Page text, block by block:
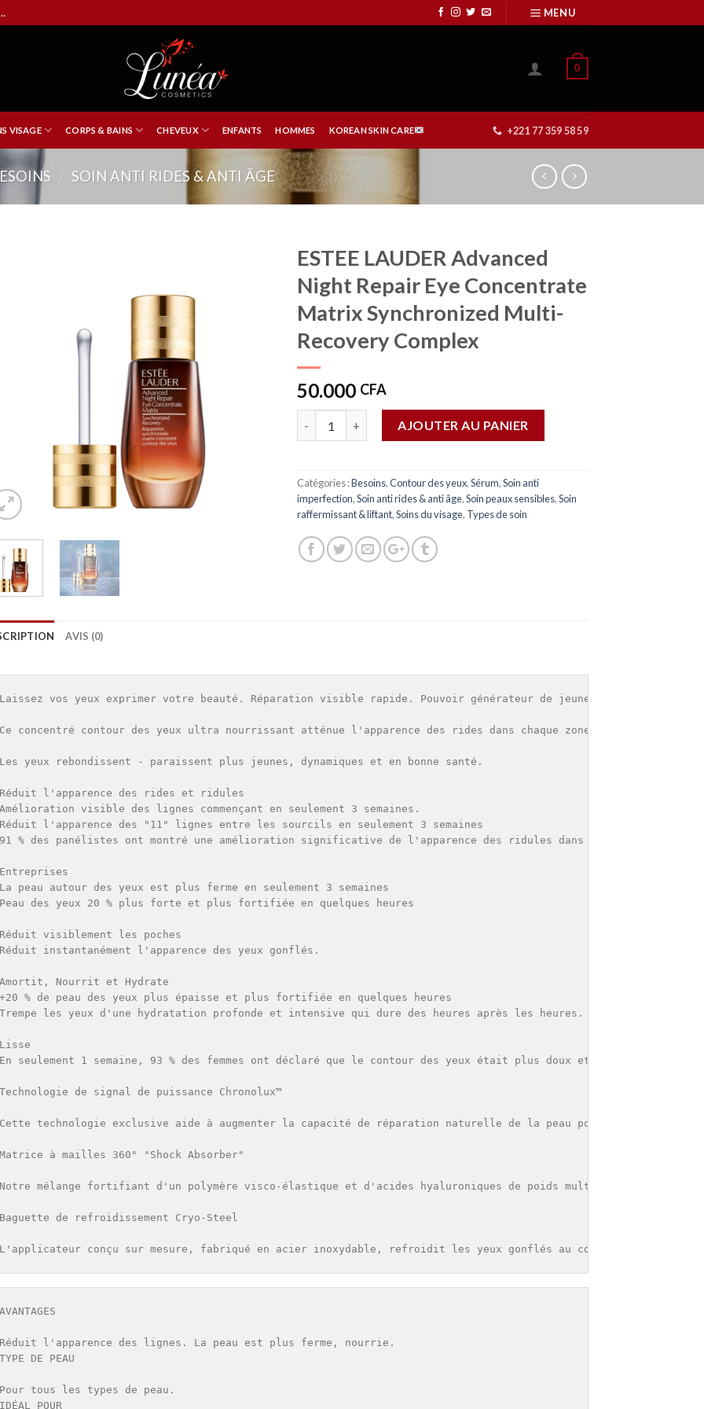
MENU
0
VISAGE CORPS & BAINS CHEVEUX ENFANTS HOMMES KOREAN SKIN CARE +221 77 359 58 59
/ SOIN ANTI RIDES & ANTI ÂGE
ESTEE LAUDER Advanced
Night Repair Eye Concentrate
Matrix Synchronized Multi-
Recovery Complex
50.000 CFA
AJOUTER AU PANIER
Catégories :Besoins,Contour des yeux,Sérum,Soin anti
imperfection,Soin anti rides & anti âge,Soin peaux sensibles,Soin
raffermissant & liftant,Soins du visage, Types de soin
AVIS (0)
vos yeux exprimer votre beauté. Réparation visible rapide. Pouvoir générateur de jeunesse.
concentré contour des yeux ultra nourrissant atténue l'apparence des rides dans chaque zone oculaire
yeux rebondissent - paraissent plus jeunes, dynamiques et en bonne santé.
l'apparence des rides et ridules
visible des lignes commençant en seulement 3 semaines.
l'apparence des "11" lignes entre les sourcils en seulement 3 semaines
% des panélistes ont montré une amélioration significative de l'apparence des ridules dans la zone des
peau autour des yeux est plus ferme en seulement 3 semaines
des yeux 20 % plus forte et plus fortifiée en quelques heures
visiblement les poches
instantanément l'apparence des yeux gonflés.
Nourrit et Hydrate
% de peau des yeux plus épaisse et plus fortifiée en quelques heures
les yeux d'une hydratation profonde et intensive qui dure des heures après les heures.
seulement 1 semaine, 93 % des femmes ont déclaré que le contour des yeux était plus doux et plus lisse.(2)
de signal de puissance Chronolux™
technologie exclusive aide à augmenter la capacité de réparation naturelle de la peau pour un
à mailles 360° "Shock Absorber"
mélange fortifiant d'un polymère visco-élastique et d'acides hyaluroniques de poids multimoléculaire.
de refroidissement Cryo-Steel
conçu sur mesure, fabriqué en acier inoxydable, refroidit les yeux gonflés au contact. Sa
l'apparence des lignes. La peau est plus ferme, nourrie.
DE PEAU
tous les types de peau.
POUR